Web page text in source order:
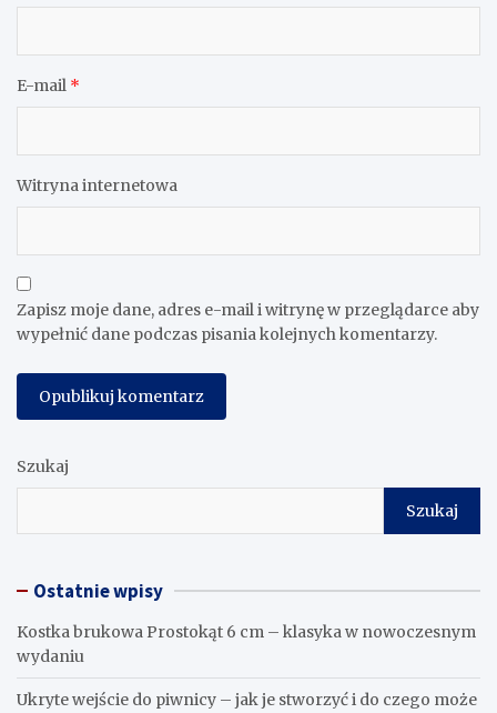
E-mail *
Witryna internetowa
Zapisz moje dane, adres e-mail i witrynę w przeglądarce aby
wypełnić dane podczas pisania kolejnych komentarzy.
Szukaj
Szukaj
Ostatnie wpisy
Kostka brukowa Prostokąt 6 cm – klasyka w nowoczesnym
wydaniu
Ukryte wejście do piwnicy – jak je stworzyć i do czego może